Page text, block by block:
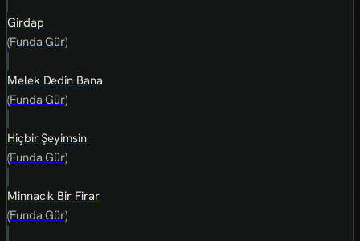
Girdap
(Funda Gür)
Melek Dedin Bana
(Funda Gür)
Hiçbir Şeyimsin
(Funda Gür)
Minnacık Bir Firar
(Funda Gür)